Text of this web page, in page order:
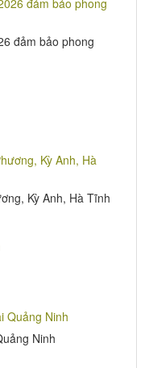
đảm bảo phong
Kỳ Anh, Hà Tĩnh
Ninh